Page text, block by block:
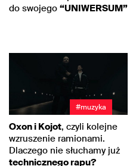
do swojego “UNIWERSUM”
#muzyka
Oxon i Kojot, czyli kolejne
wzruszenie ramionami.
Dlaczego nie słuchamy już
technicznego rapu?